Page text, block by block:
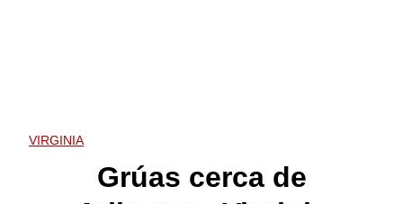
VIRGINIA
Grúas cerca de